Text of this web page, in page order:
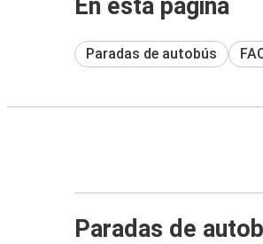
En esta página
Paradas de autobús
Paradas de